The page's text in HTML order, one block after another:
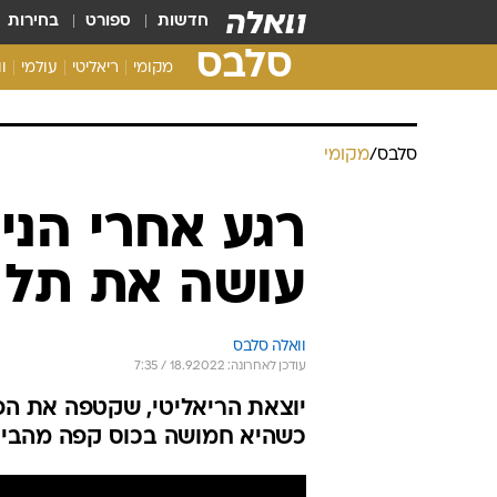
חדשות ספורט בחירות
סלבס מקומי ריאליטי עולמי
סלבס/מקומי
רגע אחרי
עושה את תל
וואלה סלבס
עודכן לאחרונה: 18.9.2022 / 7:35
יוצאת הריאליטי, שקטפה את
כשהיא חמושה בכוס קפה